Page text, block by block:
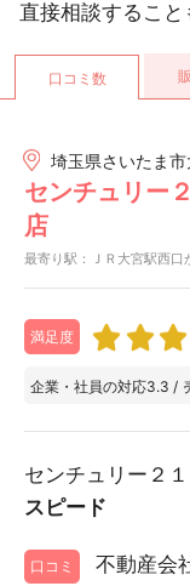
直接相談すること
口コミ数
埼玉県さいたま
センチュリー
店
最寄り駅：ＪＲ大宮駅西口
満足度
企業・社員の対応3.3 /
センチュリー２
スピード
口コミ
不動産会